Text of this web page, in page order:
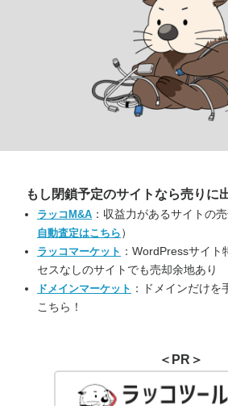
もし閉鎖予定のサイトなら売りに
ラッコM&A ：収益力があるサイトの
自動査定はこちら ）
ラッコマーケット ：WordPressサイ
セスなしのサイトでも売却余地あり
ドメインマーケット ：ドメインだけを
こちら！
＜PR＞